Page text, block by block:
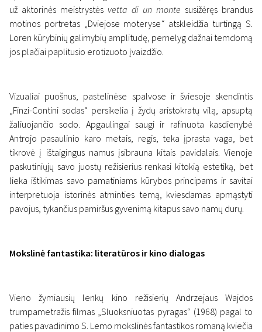
už aktorinės meistrystės vetta di un monte susižėręs brandus
motinos portretas „Dviejose moteryse“ atskleidžia turtingą S.
Loren kūrybinių galimybių amplitudę, pernelyg dažnai temdomą
jos plačiai paplitusio erotizuoto įvaizdžio.
Vizualiai puošnus, pastelinėse spalvose ir šviesoje skendintis
„Finzi-Contini sodas“ persikelia į žydų aristokratų vilą, apsuptą
žaliuojančio sodo. Apgaulingai saugi ir rafinuota kasdienybė
Antrojo pasaulinio karo metais, regis, teka įprasta vaga, bet
tikrovė į ištaigingus namus įsibrauna kitais pavidalais. Vienoje
paskutiniųjų savo juostų režisierius renkasi kitokią estetiką, bet
lieka ištikimas savo pamatiniams kūrybos principams ir savitai
interpretuoja istorinės atminties temą, kviesdamas apmąstyti
pavojus, tykančius pamiršus gyvenimą kitapus savo namų durų.
Mokslinė fantastika: literatūros ir kino dialogas
Vieno žymiausių lenkų kino režisierių Andrzejaus Wajdos
trumpametražis filmas „Sluoksniuotas pyragas“ (1968) pagal to
paties pavadinimo S. Lemo mokslinės fantastikos romaną kviečia